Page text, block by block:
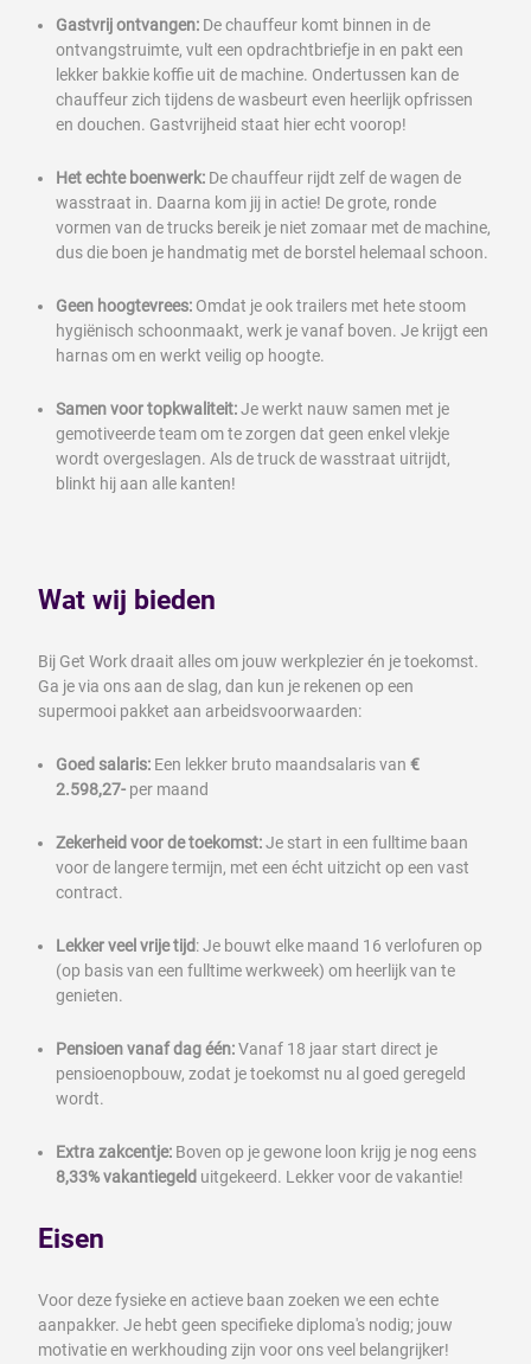
Gastvrij ontvangen: De chauffeur komt binnen in de
ontvangstruimte, vult een opdrachtbriefje in en pakt een
lekker bakkie koffie uit de machine. Ondertussen kan de
chauffeur zich tijdens de wasbeurt even heerlijk opfrissen
en douchen. Gastvrijheid staat hier echt voorop!
Het echte boenwerk: De chauffeur rijdt zelf de wagen de
wasstraat in. Daarna kom jij in actie! De grote, ronde
vormen van de trucks bereik je niet zomaar met de machine,
dus die boen je handmatig met de borstel helemaal schoon.
Geen hoogtevrees: Omdat je ook trailers met hete stoom
hygiënisch schoonmaakt, werk je vanaf boven. Je krijgt een
harnas om en werkt veilig op hoogte.
Samen voor topkwaliteit:Je werkt nauw samen met je
gemotiveerde team om te zorgen dat geen enkel vlekje
wordt overgeslagen. Als de truck de wasstraat uitrijdt,
blinkt hij aan alle kanten!
Wat wij bieden
Bij Get Work draait alles om jouw werkplezier én je toekomst.
Ga je via ons aan de slag, dan kun je rekenen op een
supermooi pakket aan arbeidsvoorwaarden:
Goed salaris: Een lekker bruto maandsalaris van €
2.598,27- per maand
Zekerheid voor de toekomst:Je start in een fulltime baan
voor de langere termijn, met een écht uitzicht op een vast
contract.
Lekker veel vrije tijd: Je bouwt elke maand 16 verlofuren op
(op basis van een fulltime werkweek) om heerlijk van te
genieten.
Pensioen vanaf dag één:Vanaf 18 jaar start direct je
pensioenopbouw, zodat je toekomst nu al goed geregeld
wordt.
Extra zakcentje: Boven op je gewone loon krijg je nog eens
8,33% vakantiegeld uitgekeerd. Lekker voor de vakantie!
Eisen
Voor deze fysieke en actieve baan zoeken we een echte
aanpakker. Je hebt geen specifieke diploma's nodig; jouw
motivatie en werkhouding zijn voor ons veel belangrijker!